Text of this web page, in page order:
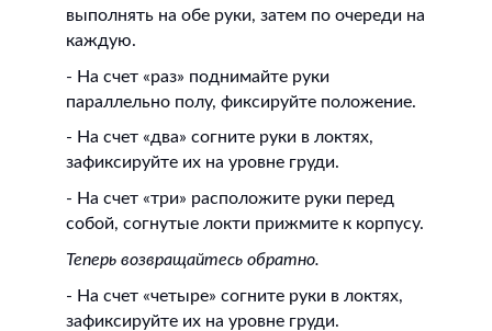
выполнять на обе руки, затем по очереди на
каждую.
- На счет «раз» поднимайте руки
параллельно полу, фиксируйте положение.
- На счет «два» согните руки в локтях,
зафиксируйте их на уровне груди.
- На счет «три» расположите руки перед
собой, согнутые локти прижмите к корпусу.
Теперь возвращайтесь обратно.
- На счет «четыре» согните руки в локтях,
зафиксируйте их на уровне груди.